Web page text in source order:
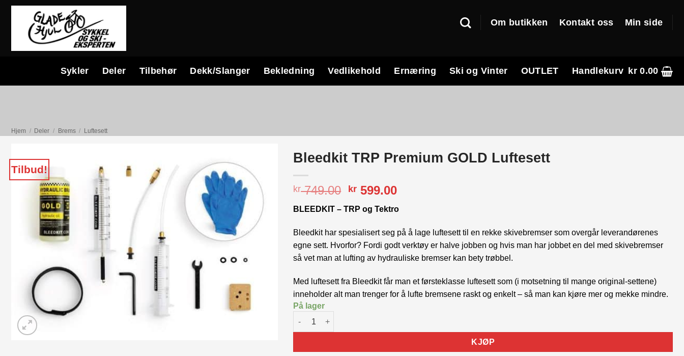
Skip
Om butikken Kontakt oss Min side
Sykler Deler Tilbehør Dekk/Slanger Bekledning Vedlikehold Ernæring Ski og Vinter OUTLET Handlekurv kr0.00
Hjem / Deler / Brems / Luftesett
Tilbud!
Bleedkit TRP Premium GOLD Luftesett
kr749.00 Opprinnelig
var:
kr 749.00.
kr 599.00Nåværende
er:
kr 599.00.
BLEEDKIT – TRP og Tektro
Bleedkit har spesialisert seg på å lage luftesett til en rekke skivebremser som overgår leverandørenes
egne sett. Hvorfor? Fordi godt verktøy er halve jobben og hvis man har jobbet en del med skivebremser
så vet man at lufting av hydrauliske bremser kan bety trøbbel.
Med luftesett fra Bleedkit får man et førsteklasse luftesett som (i motsetning til mange original-settene)
inneholder alt man trenger for å lufte bremsene raskt og enkelt – så man kan kjøre mer og mekke mindre.
På lager
Bleedkit TRP Premium GOLD Luftesett antall
KJØP